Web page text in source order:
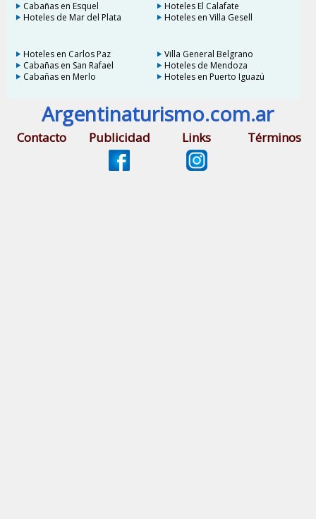
Cabañas en Esquel
Hoteles El Calafate
Hoteles de Mar del Plata
Hoteles en Villa Gesell
Hoteles en Carlos Paz
Villa General Belgrano
Cabañas en San Rafael
Hoteles de Mendoza
Cabañas en Merlo
Hoteles en Puerto Iguazú
Argentinaturismo.com.ar
Contacto Publicidad Links Términos